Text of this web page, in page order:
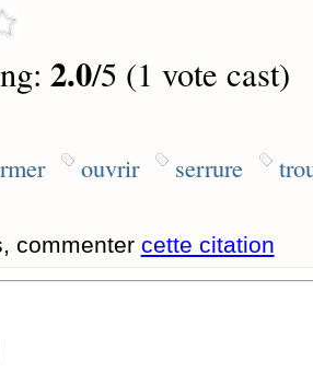
2.0/5 (1 vote cast)
ouvrir serrure
commenter cette citation